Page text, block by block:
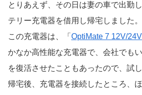
とりあえず、その日は妻の車で出勤
テリー充電器を借用し帰宅しました。
この充電器は、「 OptiMate 7 12V/24V
かなか高性能な充電器で、会社でも
を復活させたこともあったので、試し
帰宅後、充電器を接続したところ、